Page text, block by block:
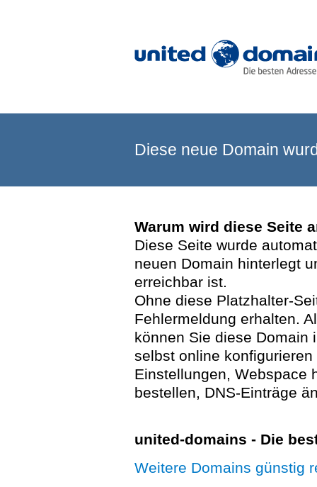
Diese neue Domain
Warum wird diese Seite
Diese Seite wurde
neuen Domain hinterlegt
erreichbar ist.
Ohne diese Platzhalter-
Fehlermeldung erhalten.
können Sie diese Domain
selbst online
Einstellungen, Webspace
bestellen, DNS-Einträge
united-domains - Die
Weitere Domains günstig